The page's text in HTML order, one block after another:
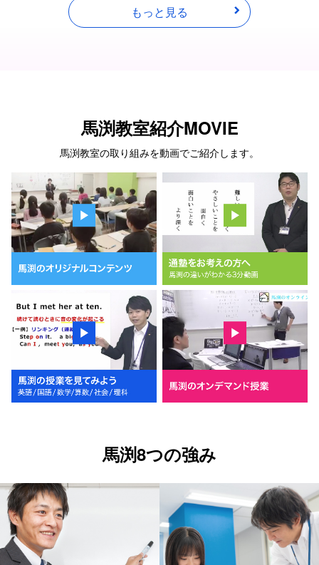
もっと見る
馬渕教室紹介MOVIE
馬渕教室の取り組みを動画でご紹介します。
馬渕8つの強み